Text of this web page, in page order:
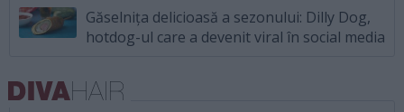
Găselnița delicioasă a sezonului: Dilly Dog,
hotdog-ul care a devenit viral în social media